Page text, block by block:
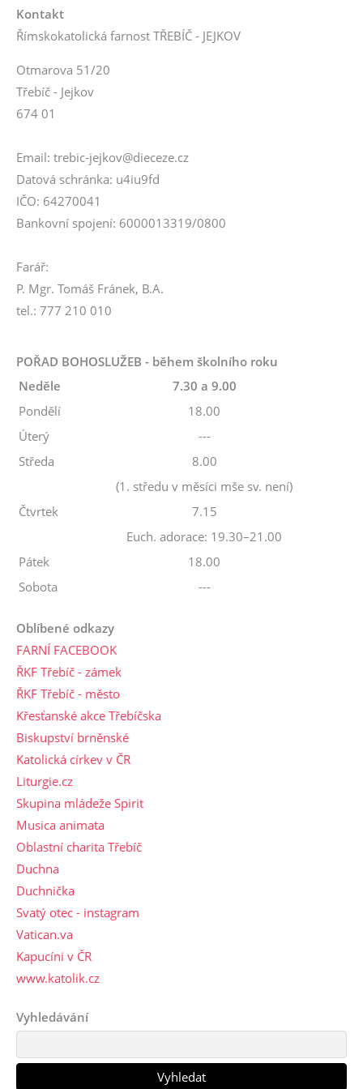
Kontakt
Římskokatolická farnost TŘEBÍČ - JEJKOV
Otmarova 51/20
Třebíč - Jejkov
674 01
Email: trebic-jejkov@dieceze.cz
Datová schránka: u4iu9fd
IČO: 64270041
Bankovní spojení: 6000013319/0800
Farář:
P. Mgr. Tomáš Fránek, B.A.
tel.: 777 210 010
POŘAD BOHOSLUŽEB - během školního roku
Neděle
7.30 a 9.00
Pondělí
18.00
Úterý
---
Středa
8.00
(1. středu v měsíci mše sv. není)
Čtvrtek
7.15
Euch. adorace: 19.30–21.00
Pátek
18.00
Sobota
---
Oblíbené odkazy
FARNÍ FACEBOOK
ŘKF Třebíč - zámek
ŘKF Třebíč - město
Křesťanské akce Třebíčska
Biskupství brněnské
Katolická církev v ČR
Liturgie.cz
Skupina mládeže Spirit
Musica animata
Oblastní charita Třebíč
Duchna
Duchnička
Svatý otec - instagram
Vatican.va
Kapucíni v ČR
www.katolik.cz
Vyhledávání